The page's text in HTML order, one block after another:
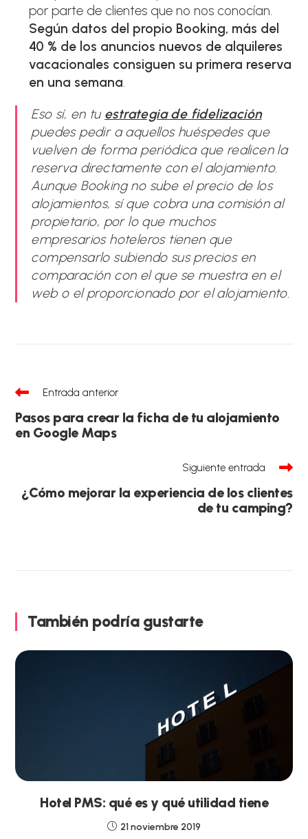
por parte de clientes que no nos conocían.
Según datos del propio Booking, más del
40 % de los anuncios nuevos de alquileres
vacacionales consiguen su primera reserva
en una semana.
Eso sí, en tu estrategia de fidelización
puedes pedir a aquellos huéspedes que
vuelven de forma periódica que realicen la
reserva directamente con el alojamiento.
Aunque Booking no sube el precio de los
alojamientos, sí que cobra una comisión al
propietario, por lo que muchos
empresarios hoteleros tienen que
compensarlo subiendo sus precios en
comparación con el que se muestra en el
web o el proporcionado por el alojamiento.
Leer
más
artículos
Entrada anterior
Pasos para crear la ficha de tu alojamiento
en Google Maps
Siguiente entrada
¿Cómo mejorar la experiencia de los clientes
de tu camping?
También podría gustarte
Hotel PMS: qué es y qué utilidad tiene
21 noviembre 2019